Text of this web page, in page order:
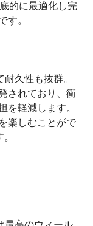
的に最適化し完
す。
久性も抜群。
されており、衝
を軽減します。
楽しむことがで